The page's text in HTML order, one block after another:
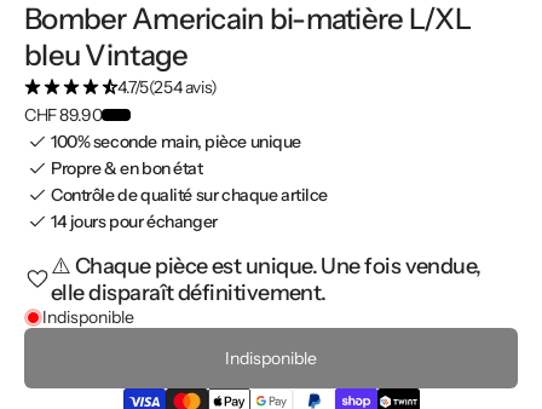
Bomber Americain bi-matière L/XL
bleu Vintage
4.7/5(254 avis)
CHF 89.90
100% seconde main, pièce unique
Propre & en bon état
Contrôle de qualité sur chaque artilce
14 jours pour échanger
⚠️ Chaque pièce est unique. Une fois vendue,
elle disparaît définitivement.
Indisponible
Indisponible